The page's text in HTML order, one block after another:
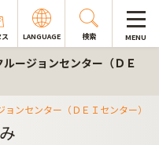
LANGUAGE 検索 MENU
ージョンセンター（ＤＥ
ンセンター（ＤＥＩセンター）